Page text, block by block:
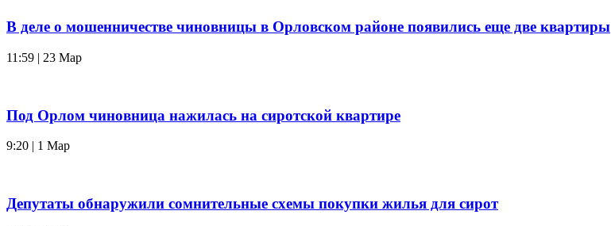
В деле о мошенничестве чиновницы в Орловском районе появились еще две квартиры
11:59 | 23 Мар
Под Орлом чиновница нажилась на сиротской квартире
9:20 | 1 Мар
Депутаты обнаружили сомнительные схемы покупки жилья для сирот